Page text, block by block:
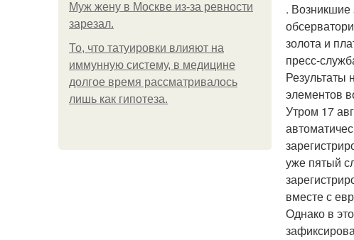
Mуж жену в Москве из-за ревности
зарезал.
То, что татуировки влияют на
иммунную систему, в медицине
долгое время рассматривалось
лишь как гипотеза.
. Возникшие
золота и
пресс-
Результаты
элементов
Утром 17
уже пятый
вместе с
Однако в